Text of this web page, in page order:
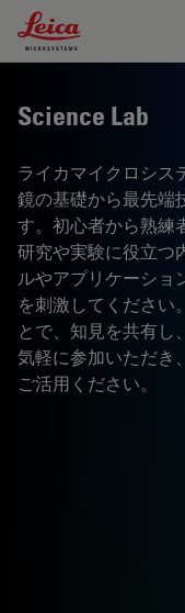
Leica Microsystems
Science Lab
ライカマイクロシス
鏡の基礎から最先端
す。初心者から熟練
研究や実験に役立つ
ルやアプリケーショ
を刺激してください
とで、知見を共有し
気軽に参加いただき
ご活用ください。